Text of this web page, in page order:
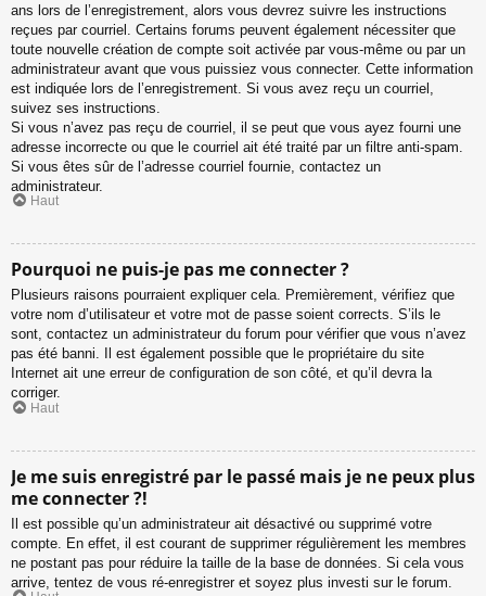
ans lors de l’enregistrement, alors vous devrez suivre les instructions
reçues par courriel. Certains forums peuvent également nécessiter que
toute nouvelle création de compte soit activée par vous-même ou par un
administrateur avant que vous puissiez vous connecter. Cette information
est indiquée lors de l’enregistrement. Si vous avez reçu un courriel,
suivez ses instructions.
Si vous n’avez pas reçu de courriel, il se peut que vous ayez fourni une
adresse incorrecte ou que le courriel ait été traité par un filtre anti-spam.
Si vous êtes sûr de l’adresse courriel fournie, contactez un
administrateur.
Haut
Pourquoi ne puis-je pas me connecter ?
Plusieurs raisons pourraient expliquer cela. Premièrement, vérifiez que
votre nom d’utilisateur et votre mot de passe soient corrects. S’ils le
sont, contactez un administrateur du forum pour vérifier que vous n’avez
pas été banni. Il est également possible que le propriétaire du site
Internet ait une erreur de configuration de son côté, et qu’il devra la
corriger.
Haut
Je me suis enregistré par le passé mais je ne peux plus
me connecter ?!
Il est possible qu’un administrateur ait désactivé ou supprimé votre
compte. En effet, il est courant de supprimer régulièrement les membres
ne postant pas pour réduire la taille de la base de données. Si cela vous
arrive, tentez de vous ré-enregistrer et soyez plus investi sur le forum.